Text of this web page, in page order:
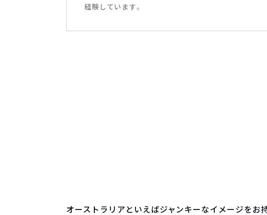
経験しています。
オーストラリアといえばジャンキーなイメージをお